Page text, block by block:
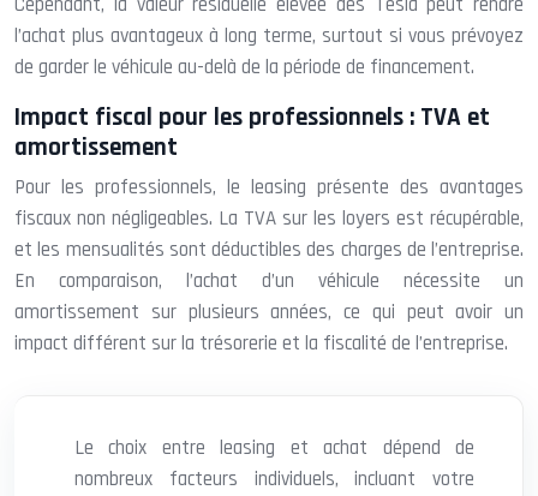
l’achat plus avantageux à long terme, surtout si vous prévoyez
de garder le véhicule au-delà de la période de financement.
Impact fiscal pour les professionnels : TVA et
amortissement
Pour les professionnels, le leasing présente des avantages
fiscaux non négligeables. La TVA sur les loyers est récupérable,
et les mensualités sont déductibles des charges de l’entreprise.
En comparaison, l’achat d’un véhicule nécessite un
amortissement sur plusieurs années, ce qui peut avoir un
impact différent sur la trésorerie et la fiscalité de l’entreprise.
Le choix entre leasing et achat dépend de
nombreux facteurs individuels, incluant votre